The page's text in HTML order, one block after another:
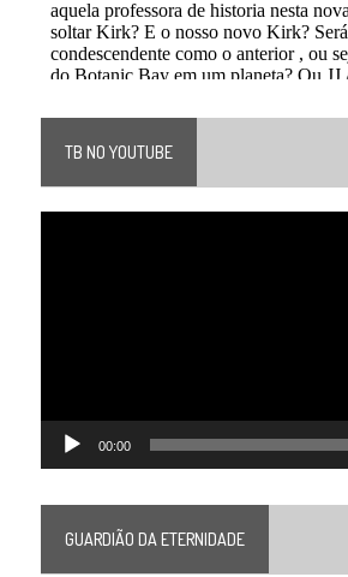
TB NO YOUTUBE
00:00
GUARDIÃO DA ETERNIDADE